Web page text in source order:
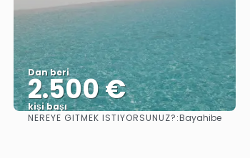
Dan beri
2.500 €
kişi başı
Görüntüle
NEREYE GITMEK ISTIYORSUNUZ?:Bayahibe